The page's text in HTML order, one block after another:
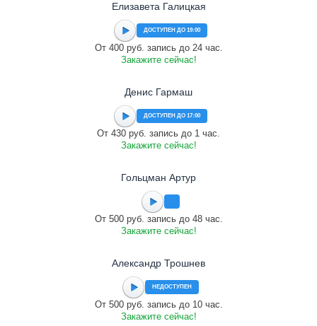
Елизавета Галицкая
ДОСТУПЕН ДО 19:00
От 400 руб. запись до 24 час.
Закажите сейчас!
Денис Гармаш
ДОСТУПЕН ДО 17:00
От 430 руб. запись до 1 час.
Закажите сейчас!
Гольцман Артур
От 500 руб. запись до 48 час.
Закажите сейчас!
Александр Трошнев
НЕДОСТУПЕН
От 500 руб. запись до 10 час.
Закажите сейчас!